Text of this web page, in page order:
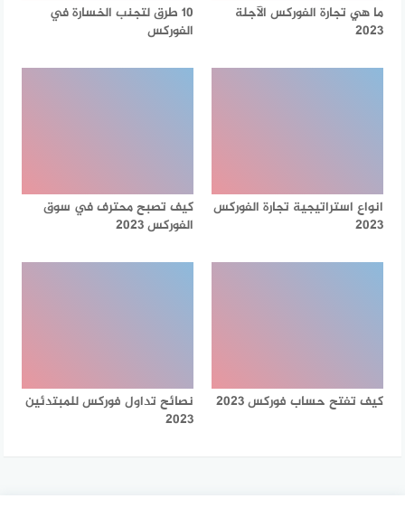
ما هي تجارة الفوركس الآجلة
2023
10 طرق لتجنب الخسارة في
الفوركس
انواع استراتيجية تجارة الفوركس
2023
كيف تصبح محترف في سوق
الفوركس 2023
كيف تفتح حساب فوركس 2023
نصائح تداول فوركس للمبتدئين
2023